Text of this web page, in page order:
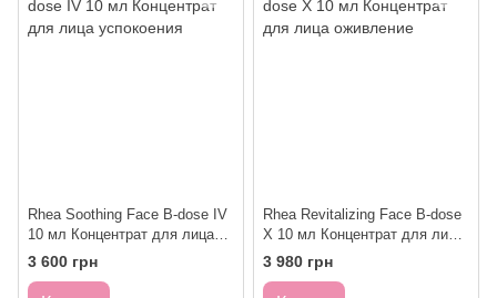
Rhea Soothing Face B-dose IV
10 мл Концентрат для лица
успокоения
3 600 грн
Rhea Revitalizing Face B-dose
X 10 мл Концентрат для лица
оживление
3 980 грн